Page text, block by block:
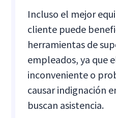
Incluso el mejor
cliente puede
herramientas de
empleados, ya que
inconveniente o
causar indignación
buscan asistencia.